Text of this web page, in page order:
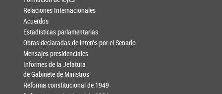
Relaciones Internacionales
Acuerdos
Estadísticas parlamentarias
Obras declaradas de interés por el Senado
Mensajes presidenciales
Informes de la Jefatura
de Gabinete de Ministros
Reforma constitucional de 1949